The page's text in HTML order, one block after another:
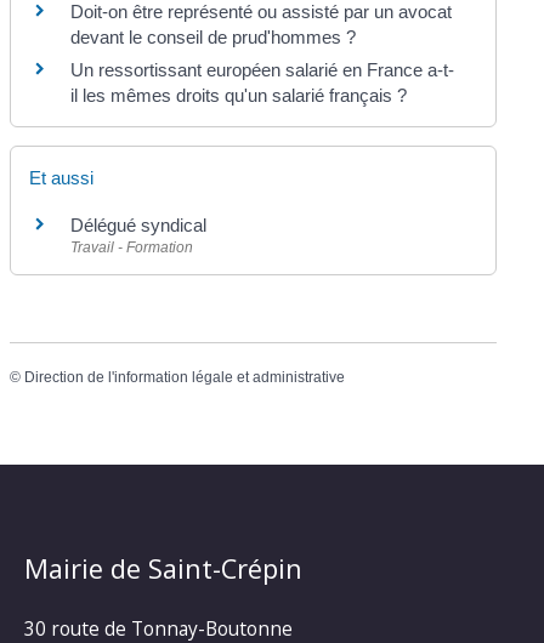
Doit-on être représenté ou assisté par un avocat
devant le conseil de prud'hommes ?
Un ressortissant européen salarié en France a-t-
il les mêmes droits qu'un salarié français ?
Et aussi
Délégué syndical
Travail - Formation
© Direction de l'information légale et administrative
Mairie de Saint-Crépin
30 route de Tonnay-Boutonne